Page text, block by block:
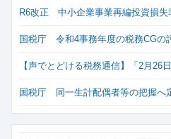
R6改正 中小企業事業再編投資損失
国税庁 令和4事務年度の税務CGの
【声でとどける税務通信】「2月26
国税庁 同一生計配偶者等の把握へ